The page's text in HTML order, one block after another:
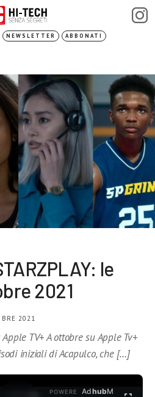
NEWSLETTER ABBONATI
le
2021
2021
TV+ A ottobre su Apple Tv+
iniziali di Acapulco, che […]
POWERE
AdhubM